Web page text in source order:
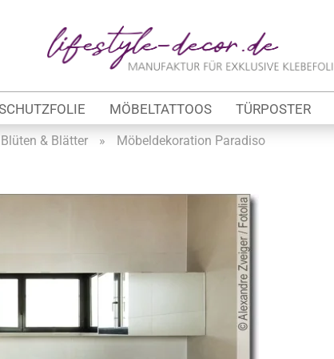
Lieferland
MÖBELTATTOOS TÜRPOSTER
Blüten & Blätter »
Möbeldekoration Paradiso